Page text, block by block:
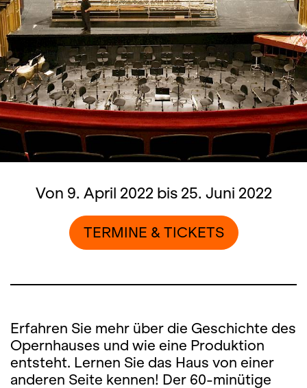
Von 9. April 2022 bis 25. Juni 2022
TERMINE & TICKETS
Erfahren Sie mehr über die Geschichte des
Opernhauses und wie eine Produktion
entsteht. Lernen Sie das Haus von einer
anderen Seite kennen! Der 60-minütige